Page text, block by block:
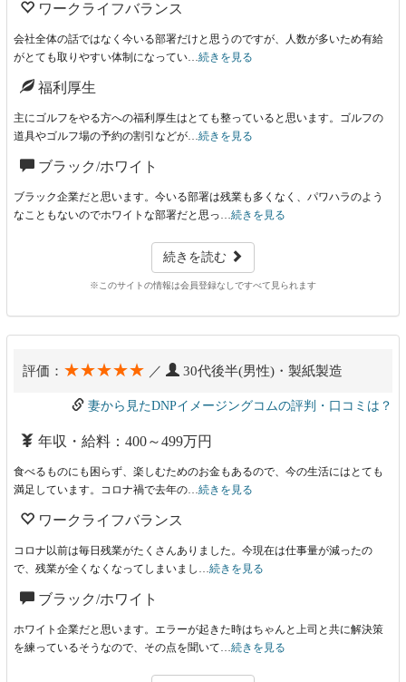
ワークライフバランス
会社全体の話ではなく今いる部署だけと思うのですが、人数が多いため有給
がとても取りやすい体制になってい…続きを見る
福利厚生
主にゴルフをやる方への福利厚生はとても整っていると思います。ゴルフの
道具やゴルフ場の予約の割引などが…続きを見る
ブラック/ホワイト
ブラック企業だと思います。今いる部署は残業も多くなく、パワハラのよう
なこともないのでホワイトな部署だと思っ…続きを見る
続きを読む
※このサイトの情報は会員登録なしですべて見られます
評価： ★★★★★ ／ 30代後半(男性)・製紙製造
妻から見たDNPイメージングコムの評判・口コミは？
年収・給料：400～499万円
食べるものにも困らず、楽しむためのお金もあるので、今の生活にはとても
満足しています。コロナ禍で去年の…続きを見る
ワークライフバランス
コロナ以前は毎日残業がたくさんありました。今現在は仕事量が減ったの
で、残業が全くなくなってしまいまし…続きを見る
ブラック/ホワイト
ホワイト企業だと思います。エラーが起きた時はちゃんと上司と共に解決策
を練っているそうなので、その点を聞いて…続きを見る